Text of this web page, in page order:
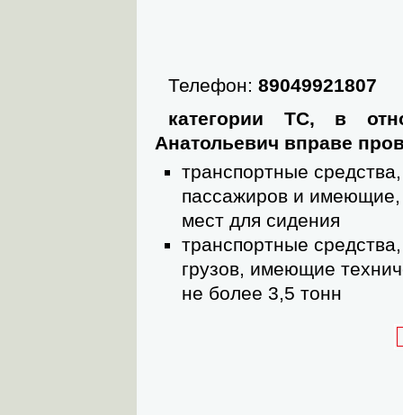
Телефон: 89049921807
категории ТС, в
Анатольевич вправе
транспортные
пассажиров и
мест для сидения
транспортные
грузов, имеющие
не более 3,5 тонн